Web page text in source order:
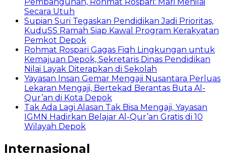
Secara Utuh
Supian Suri Tegaskan Pendidikan Jadi Prioritas,
KuduSS Ramah Siap Kawal Program Kerakyatan
Pemkot Depok
Rohmat Rospari Gagas Fiqh Lingkungan untuk
Kemajuan Depok, Sekretaris Dinas Pendidikan
Nilai Layak Diterapkan di Sekolah
Yayasan Insan Gemar Mengaji Nusantara Perluas
Lekaran Mengaji, Bertekad Berantas Buta Al-
Qur’an di Kota Depok
Tak Ada Lagi Alasan Tak Bisa Mengaji, Yayasan
IGMN Hadirkan Belajar Al-Qur’an Gratis di 10
Wilayah Depok
Internasional